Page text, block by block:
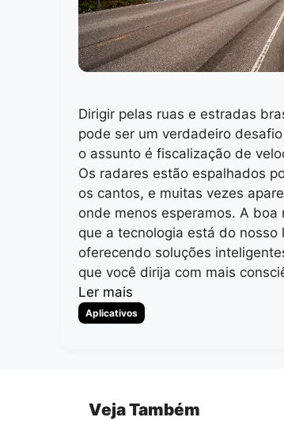
Dirigir pelas ruas e estradas
pode ser um verdadeiro
o assunto é fiscalização de
Os radares estão espalhados
os cantos, e muitas vezes
onde menos esperamos. A boa
que a tecnologia está do nosso
oferecendo soluções
que você dirija com mais
Ler mais
Categorias
Aplicativos
Veja Também